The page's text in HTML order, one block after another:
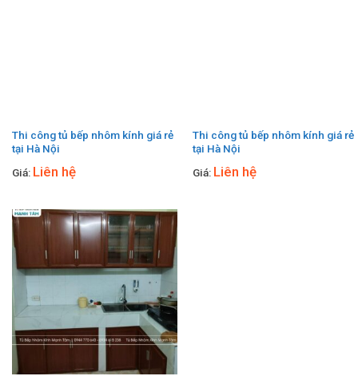
Thi công tủ bếp nhôm kính giá rẻ
tại Hà Nội
Giá: Liên hệ
Thi công tủ bếp nhôm kính giá rẻ
tại Hà Nội
Giá: Liên hệ